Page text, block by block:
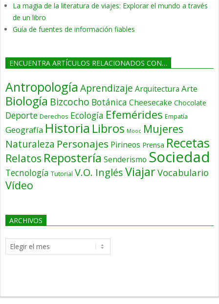
La magia de la literatura de viajes: Explorar el mundo a través
de un libro
Guía de fuentes de información fiables
ENCUENTRA ARTÍCULOS RELACIONADOS CON…
Antropología Aprendizaje Arquitectura Arte
Biología Bizcocho Botánica Cheesecake Chocolate
Deporte Derechos Ecología Efemérides Empatía
Geografía Historia Libros Mooc Mujeres
Naturaleza Personajes Pirineos Prensa Recetas
Relatos Repostería Senderismo Sociedad
Tecnología Tutorial V.O. InglésViajarVocabulario
Vídeo
ARCHIVOS
Archivos